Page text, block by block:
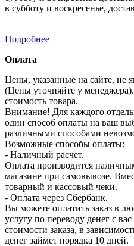
в субботу и воскресенье,
Подробнее
Оплата
Цены, указанные на сайте, не
(Цены уточняйте у
стоимость товара.
Внимание! Для каждого
один способ оплаты на ваш
различными способами
Возможные способы оплаты:
- Наличный расчет.
Оплата производится
магазине при самовывозе.
товарный и кассовый чеки.
- Оплата через Сбербанк.
Вы можете оплатить заказ в
услугу по переводу денег с
стоимости заказа, в
денег займет порядка 10 дней.